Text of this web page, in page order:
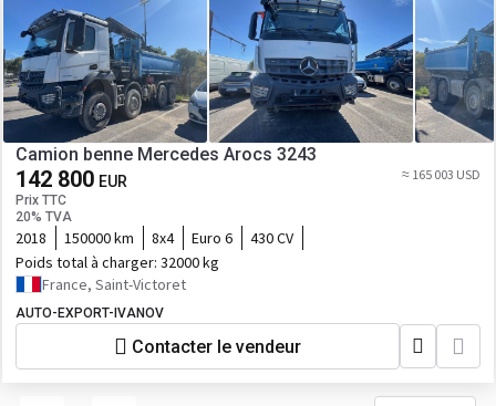
Camion benne Mercedes Arocs 3243
142 800 EUR
Prix TTC
20% TVA
≈ 165 003 USD
2018 150000 km 8x4 Euro 6
430 CV
Poids total à charger: 32000 kg
France, Saint-Victoret
AUTO-EXPORT-IVANOV
Contacter le vendeur